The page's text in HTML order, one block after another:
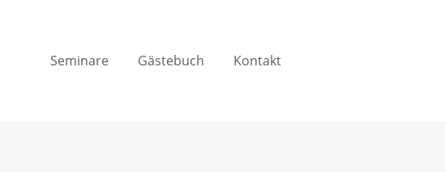
Seminare Gästebuch Kontakt